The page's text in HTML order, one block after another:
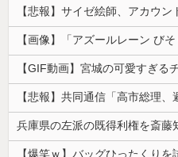
【GIF動画】宮城の可愛すぎる